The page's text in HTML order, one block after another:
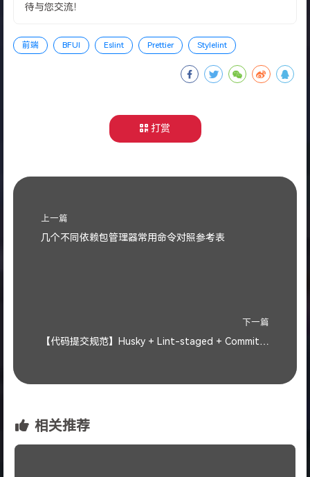
待与您交流！
前端 BFUI Eslint Prettier Stylelint
打赏
上一篇
几个不同依赖包管理器常用命令对照参考表
下一篇
【代码提交规范】Husky + Lint-staged + Commitlint
相关推荐